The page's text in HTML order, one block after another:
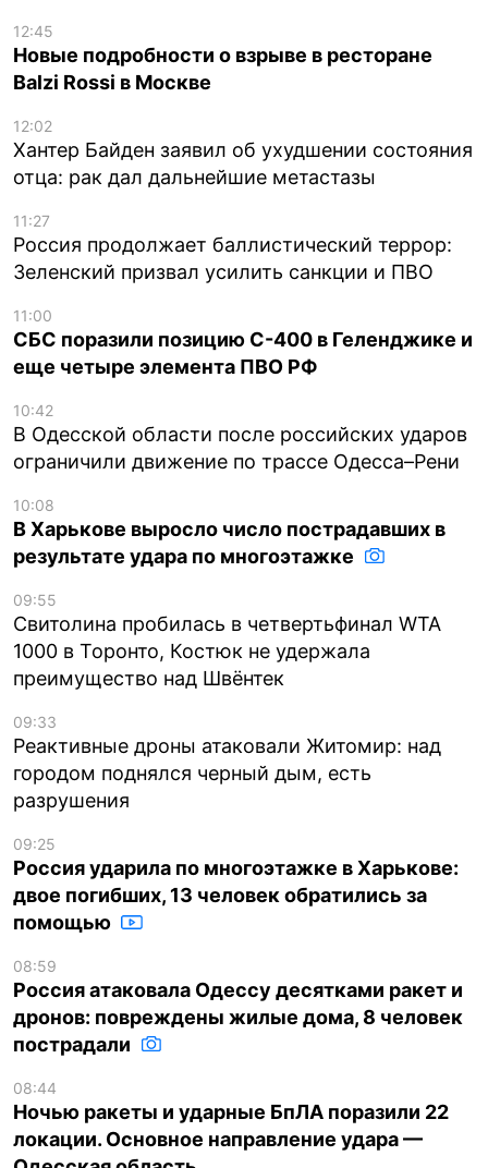
12:45
Новые подробности о взрыве в ресторане
Balzi Rossi в Москве
12:02
Хантер Байден заявил об ухудшении состояния
отца: рак дал дальнейшие метастазы
11:27
Россия продолжает баллистический террор:
Зеленский призвал усилить санкции и ПВО
11:00
СБС поразили позицию С-400 в Геленджике и
еще четыре элемента ПВО РФ
10:42
В Одесской области после российских ударов
ограничили движение по трассе Одесса–Рени
10:08
В Харькове выросло число пострадавших в
результате удара по многоэтажке
09:55
Свитолина пробилась в четвертьфинал WTA
1000 в Торонто, Костюк не удержала
преимущество над Швёнтек
09:33
Реактивные дроны атаковали Житомир: над
городом поднялся черный дым, есть
разрушения
09:25
Россия ударила по многоэтажке в Харькове:
двое погибших, 13 человек обратились за
помощью
08:59
Россия атаковала Одессу десятками ракет и
дронов: повреждены жилые дома, 8 человек
пострадали
08:44
Ночью ракеты и ударные БпЛА поразили 22
локации. Основное направление удара —